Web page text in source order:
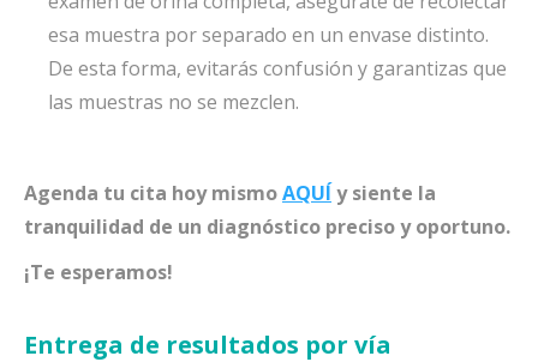
esa muestra por separado en un envase distinto.
De esta forma, evitarás confusión y garantizas que
las muestras no se mezclen.
Agenda tu cita hoy mismoAQUÍy siente la
tranquilidad de un diagnóstico preciso y oportuno.
¡Te esperamos!
Entrega de resultados por vía